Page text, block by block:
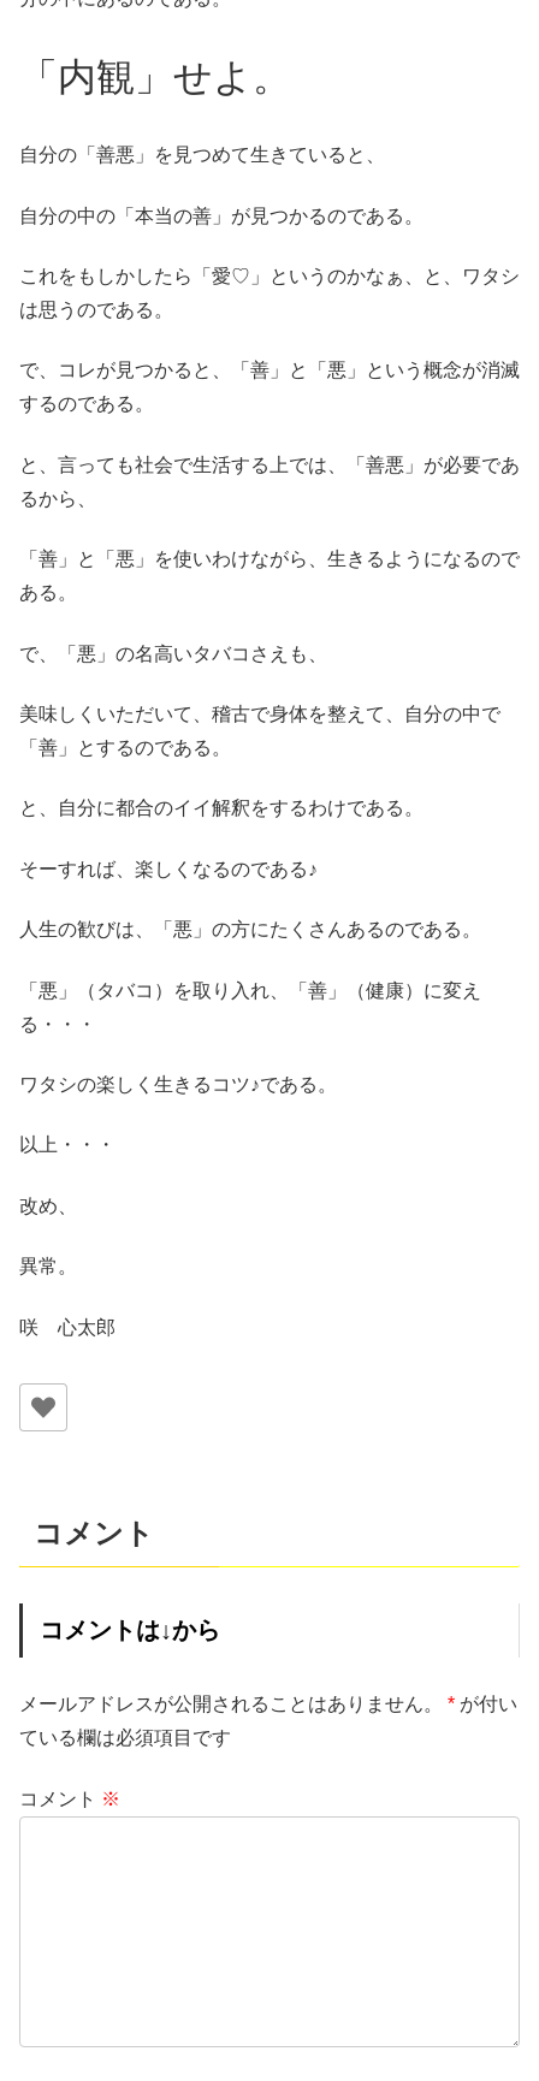
「内観」せよ。
自分の「善悪」を見つめて生きていると、
自分の中の「本当の善」が見つかるのである。
これをもしかしたら「愛♡」というのかなぁ、と、ワタシ
は思うのである。
で、コレが見つかると、「善」と「悪」という概念が消滅
するのである。
と、言っても社会で生活する上では、「善悪」が必要であ
るから、
「善」と「悪」を使いわけながら、生きるようになるので
ある。
で、「悪」の名高いタバコさえも、
美味しくいただいて、稽古で身体を整えて、自分の中で
「善」とするのである。
と、自分に都合のイイ解釈をするわけである。
そーすれば、楽しくなるのである♪
人生の歓びは、「悪」の方にたくさんあるのである。
「悪」（タバコ）を取り入れ、「善」（健康）に変え
る・・・
ワタシの楽しく生きるコツ♪である。
以上・・・
改め、
異常。
咲 心太郎
コメント
コメントは↓から
メールアドレスが公開されることはありません。 * が付い
ている欄は必須項目です
コメント ※